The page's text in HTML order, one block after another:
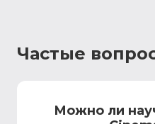
Частые
Можно ли